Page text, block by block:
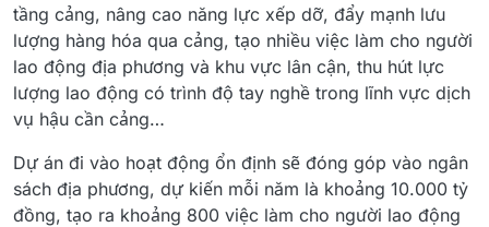
tầng cảng, nâng cao năng lực xếp dỡ, đẩy mạnh lưu
lượng hàng hóa qua cảng, tạo nhiều việc làm cho người
lao động địa phương và khu vực lân cận, thu hút lực
lượng lao động có trình độ tay nghề trong lĩnh vực dịch
vụ hậu cần cảng…
Dự án đi vào hoạt động ổn định sẽ đóng góp vào ngân
sách địa phương, dự kiến mỗi năm là khoảng 10.000 tỷ
đồng, tạo ra khoảng 800 việc làm cho người lao động